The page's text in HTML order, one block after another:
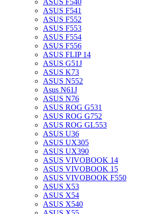
ASUS F541
ASUS F552
ASUS F553
ASUS F554
ASUS F556
ASUS FLIP 14
ASUS G51J
ASUS K73
ASUS N552
Asus N61J
ASUS N76
ASUS ROG G531
ASUS ROG G752
ASUS ROG GL553
ASUS U36
ASUS UX305
ASUS UX390
ASUS VIVOBOOK 14
ASUS VIVOBOOK 15
ASUS VIVOBOOK F550
ASUS X53
ASUS X54
ASUS X540